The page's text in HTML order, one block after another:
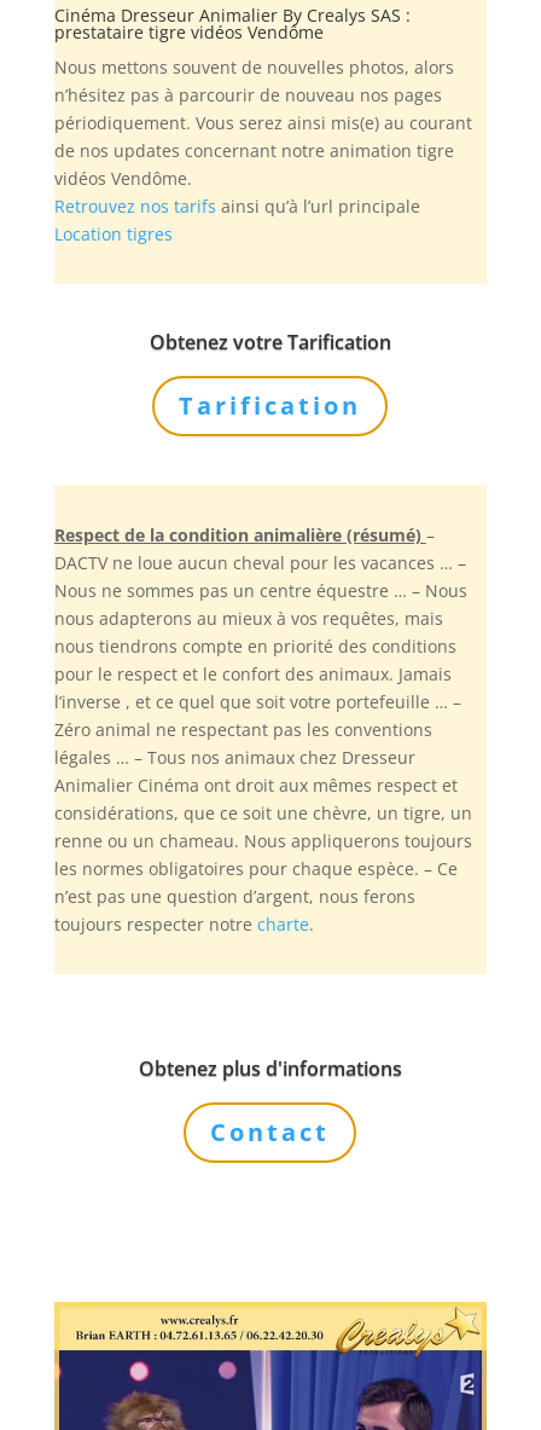
Cinéma Dresseur Animalier By Crealys SAS :
prestataire tigre vidéos Vendôme
Nous mettons souvent de nouvelles photos, alors
n’hésitez pas à parcourir de nouveau nos pages
périodiquement. Vous serez ainsi mis(e) au courant
de nos updates concernant notre animation tigre
vidéos Vendôme.
Retrouvez nos tarifs ainsi qu’à l’url principale
Location tigres
Obtenez votre Tarification
Tarification
Respect de la condition animalière (résumé) –
DACTV ne loue aucun cheval pour les vacances … –
Nous ne sommes pas un centre équestre … – Nous
nous adapterons au mieux à vos requêtes, mais
nous tiendrons compte en priorité des conditions
pour le respect et le confort des animaux. Jamais
l’inverse , et ce quel que soit votre portefeuille … –
Zéro animal ne respectant pas les conventions
légales … – Tous nos animaux chez Dresseur
Animalier Cinéma ont droit aux mêmes respect et
considérations, que ce soit une chèvre, un tigre, un
renne ou un chameau. Nous appliquerons toujours
les normes obligatoires pour chaque espèce. – Ce
n’est pas une question d’argent, nous ferons
toujours respecter notre charte.
Obtenez plus d'informations
Contact